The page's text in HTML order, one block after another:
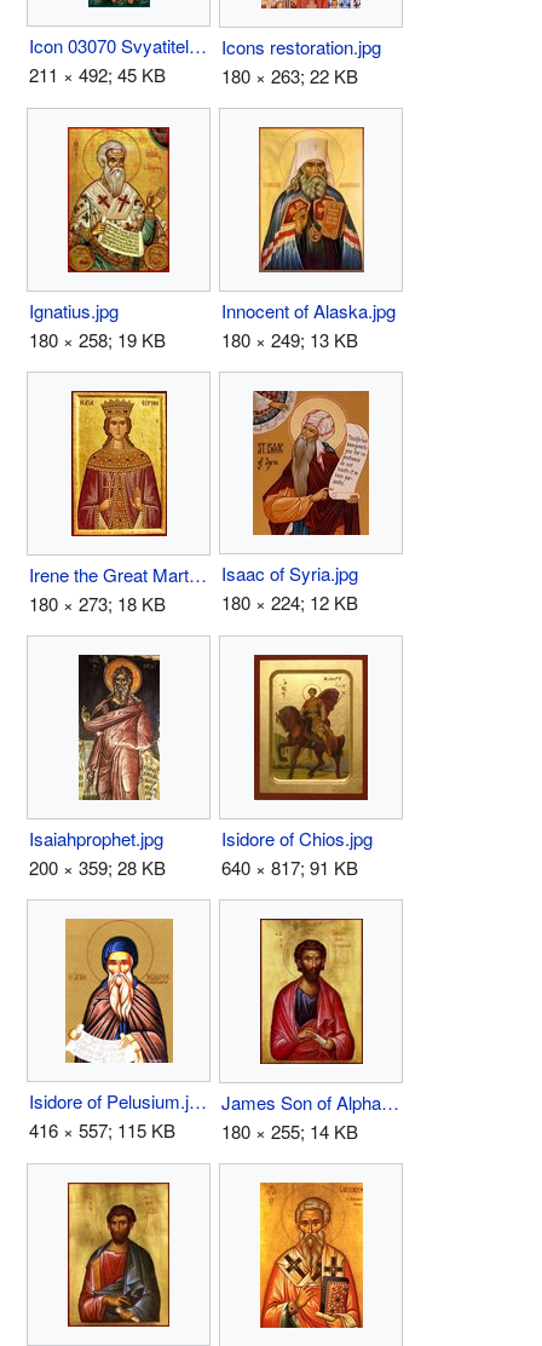
Icon 03070 Svyatitel' Nikolaj Chudotvorec.jpg
211 × 492; 45 KB
Icons restoration.jpg
180 × 263; 22 KB
Ignatius.jpg
180 × 258; 19 KB
Innocent of Alaska.jpg
180 × 249; 13 KB
Irene the Great Martyr.jpg
180 × 273; 18 KB
Isaac of Syria.jpg
180 × 224; 12 KB
Isaiahprophet.jpg
200 × 359; 28 KB
Isidore of Chios.jpg
640 × 817; 91 KB
Isidore of Pelusium.jpg
416 × 557; 115 KB
James Son of Alphaeus.JPG
180 × 255; 14 KB